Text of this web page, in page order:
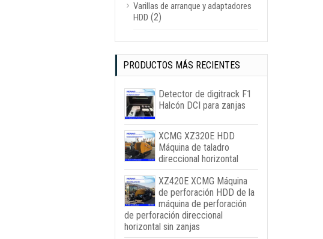
Varillas de arranque y adaptadores
HDD (2)
PRODUCTOS MÁS RECIENTES
Detector de digitrack F1
Halcón DCI para zanjas
XCMG XZ320E HDD
Máquina de taladro
direccional horizontal
XZ420E XCMG Máquina
de perforación HDD de la
máquina de perforación
de perforación direccional
horizontal sin zanjas